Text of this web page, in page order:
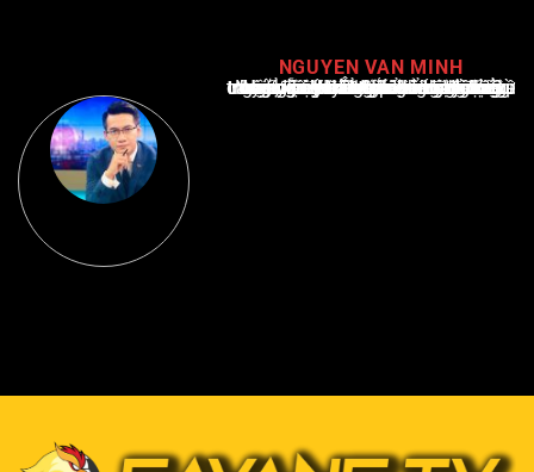
NGUYEN VAN MINH
Nguyễn Văn Minh là một trong những chuyên gia hàng đầu về báo cáo tin tức thể thao tại Việt Nam, với hơn 10 năm hoạt động trong ngành. Ông có kiến thức sâu rộng và kinh nghiệm đáng kể trong việc phân tích và báo cáo về các sự kiện thể thao hàng đầu. Sự hiểu biết sâu sắc của ông về ngành này đã giúp ông xây dựng uy tín và danh tiếng trong cộng đồng báo chí thể thao.